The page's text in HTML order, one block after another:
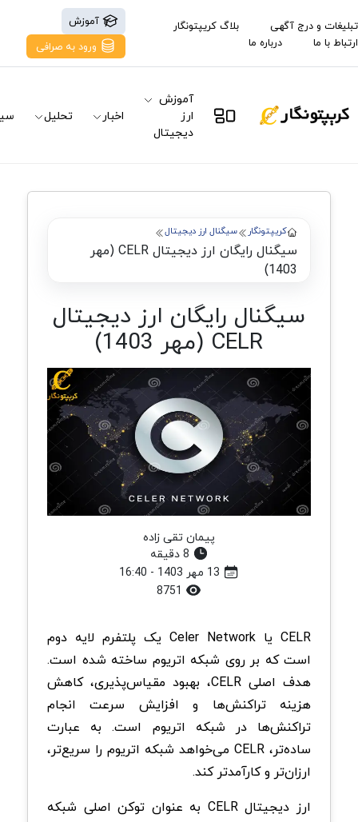
تبلیغات و درج آگهی
بلاگ کریپتونگار
ارتباط با ما
درباره ما
آموزش
ورود به صرافی
آموزش
ارز
دیجیتال
اخبار تحلیل
کریپتونگار سیگنال ارز دیجیتال
سیگنال رایگان ارز دیجیتال CELR (مهر
1403)
سیگنال رایگان ارز دیجیتال
CELR (مهر 1403)
پیمان تقی زاده
CELR یا Celer Network یک پلتفرم لایه دوم
است که بر روی شبکه اتریوم ساخته شده است.
هدف اصلی CELR، بهبود مقیاس‌پذیری، کاهش
هزینه تراکنش‌ها و افزایش سرعت انجام
تراکنش‌ها در شبکه اتریوم است. به عبارت
ساده‌تر، CELR می‌خواهد شبکه اتریوم را سریع‌تر،
ارزان‌تر و کارآمدتر کند.
ارز دیجیتال CELR به عنوان توکن اصلی شبکه